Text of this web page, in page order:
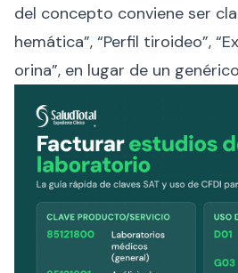
del concepto conviene ser
hemática”, “Perfil tiroideo”,
orina”, en lugar de un